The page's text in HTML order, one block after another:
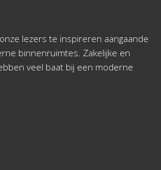
lezers te inspireren aangaande
binnenruimtes. Zakelijke en
veel baat bij een moderne